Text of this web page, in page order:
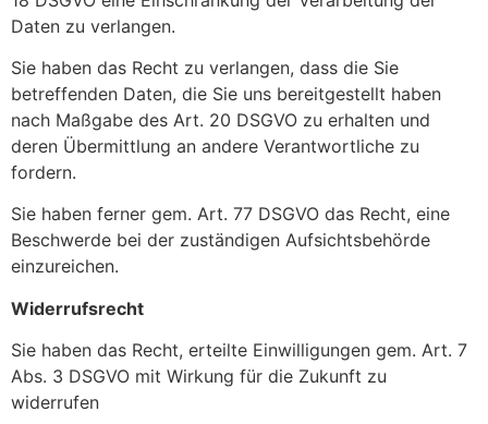
Daten zu verlangen.
Sie haben das Recht zu verlangen, dass die Sie
betreffenden Daten, die Sie uns bereitgestellt haben
nach Maßgabe des Art. 20 DSGVO zu erhalten und
deren Übermittlung an andere Verantwortliche zu
fordern.
Sie haben ferner gem. Art. 77 DSGVO das Recht, eine
Beschwerde bei der zuständigen Aufsichtsbehörde
einzureichen.
Widerrufsrecht
Sie haben das Recht, erteilte Einwilligungen gem. Art. 7
Abs. 3 DSGVO mit Wirkung für die Zukunft zu
widerrufen